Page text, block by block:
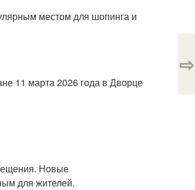
местом для шопинга и
11 марта 2026 года в Дворце
Новые
для жителей.
⇨